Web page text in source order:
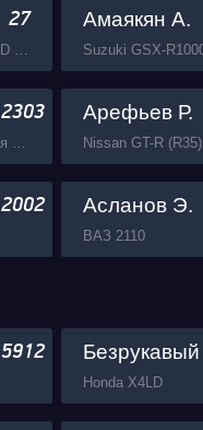
27
Top Metanol Dragster GAD Motors
Амаякян А.
Suzuki GSX-
2303
Audi R8 V10 Plus ZlaяZaя Gosha Turbo Tech
Арефьев Р.
2002 Асланов Э.
ВАЗ 2110
5912
Honda X4LD